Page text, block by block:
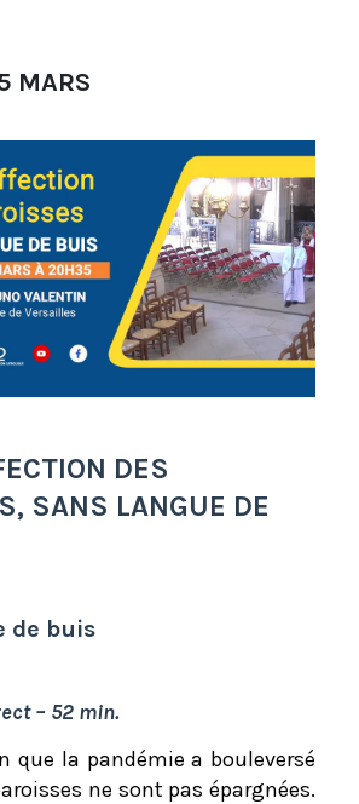
MARS
DES
SANS LANGUE DE
de buis
– 52 min.
que la pandémie a bouleversé
ne sont pas épargnées.